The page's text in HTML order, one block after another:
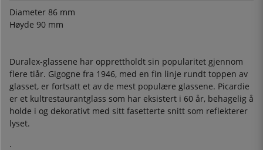
Diameter 86 mm
Høyde 90 mm
Duralex-glassene har opprettholdt sin popularitet gjennom
flere tiår. Gigogne fra 1946, med en fin linje rundt toppen av
glasset, er fortsatt et av de mest populære glassene. Picardie
er et kultrestaurantglass som har eksistert i 60 år, behagelig å
holde i og dekorativt med sitt fasetterte snitt som reflekterer
lyset.
.